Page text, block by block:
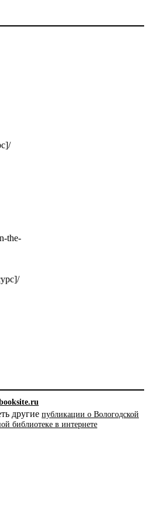
the-
другие публикации о Вологодской
библиотеке в интернете